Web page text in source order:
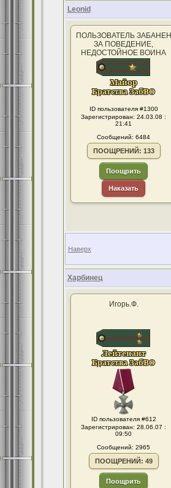
Leonid
ПОЛЬЗОВАТЕЛЬ ЗАБАНЕН
ЗА ПОВЕДЕНИЕ,
НЕДОСТОЙНОЕ ВОИНА
ID пользователя #1300
Зарегистрирован: 24.03.08 :
21:41
Сообщений: 6484
ПООЩРЕНИЙ: 133
Поощрить
Наказать
Наверх
Харбинец
Игорь.Ф.
ID пользователя #612
Зарегистрирован: 28.06.07 :
09:50
Сообщений: 2965
ПООЩРЕНИЙ: 49
Поощрить